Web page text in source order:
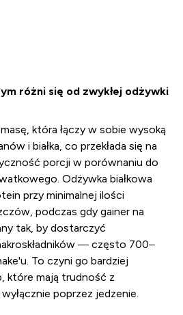
różni się od zwykłej odżywki
która łączy w sobie wysoką
i białka, co przekłada się na
porcji w porównaniu do
Odżywka białkowa
przy minimalnej ilości
podczas gdy gainer na
tak, by dostarczyć
— często 700–
To czyni go bardziej
które mają trudność z
poprzez jedzenie.